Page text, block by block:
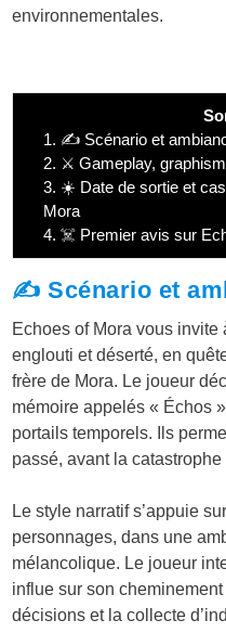
environnementales.
1. ✍️ Scénario et
2. ⚔️ Gameplay,
3. ☀️ Date de sortie et
Mora
4. ☠️ Premier avis sur
✍️ Scénario et
Echoes of Mora vous
englouti et déserté, en
frère de Mora. Le joueur
mémoire appelés « Échos
portails temporels. Ils
passé, avant la
Le style narratif s’appuie
personnages, dans une
mélancolique. Le joueur
influe sur son
décisions et la collecte